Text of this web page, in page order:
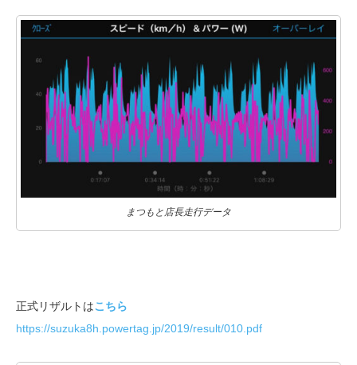
まつもと店長走行データ
正式リザルトはこちら
https://suzuka8h.powertag.jp/2019/result/010.pdf